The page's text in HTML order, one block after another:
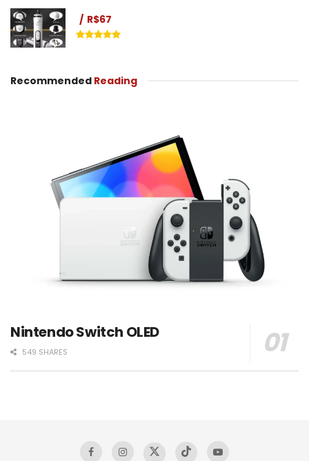
R$67
Recommended Reading
Nintendo Switch OLED
549 SHARES